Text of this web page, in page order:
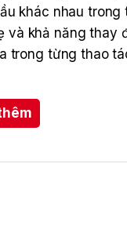
khác nhau
khả năng thay
trong từng thao